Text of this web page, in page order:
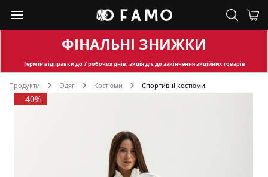
ФІНАЛЬНІ ЗНИЖКИ
Термін відправкидо 7 робочих днів, акція діє до закінчення акційних товарів
Продукти Одяг Костюми Спортивні костюми
- 40%